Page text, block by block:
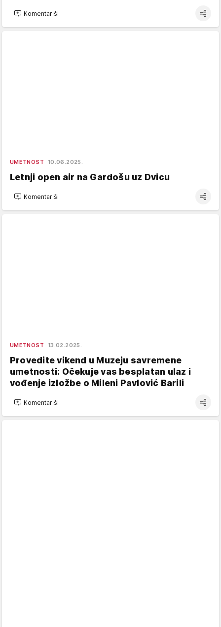
Komentariši
UMETNOST 10.06.2025.
Letnji open air na Gardošu uz Dvicu
Komentariši
UMETNOST 13.02.2025.
Provedite vikend u Muzeju savremene
umetnosti: Očekuje vas besplatan ulaz i
vođenje izložbe o Mileni Pavlović Barili
Komentariši